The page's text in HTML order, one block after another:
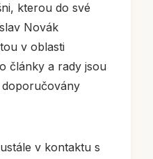
kterou do své
Novák
v oblasti
články a rady jsou
v kontaktu s